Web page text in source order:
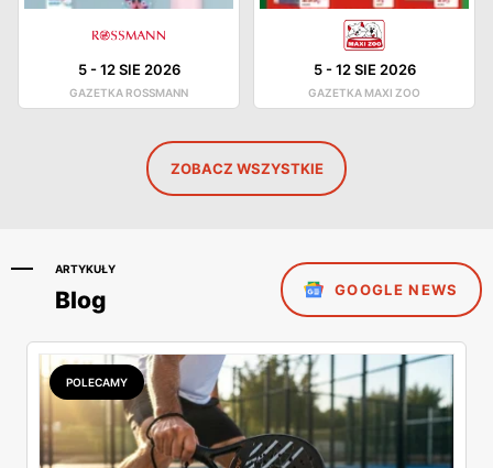
5-12 SIE 2026
GAZETKA ROSSMANN
5-12 SIE 2026
GAZETKA MAXI ZOO
ZOBACZ WSZYSTKIE
ARTYKUŁY
Blog GOOGLE NEWS
POLECAMY